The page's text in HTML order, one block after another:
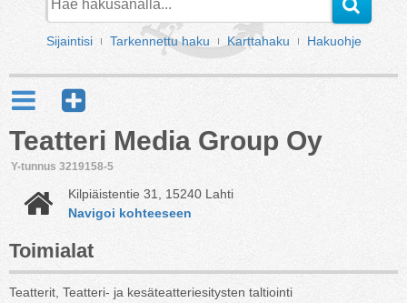
Sijaintisi Tarkennettu haku Karttahaku Hakuohje
Teatteri Media Group Oy
Y-tunnus 3219158-5
Kilpiäistentie 31, 15240 Lahti
Navigoi kohteeseen
Toimialat
Teatterit, Teatteri- ja kesäteatteriesitysten taltiointi